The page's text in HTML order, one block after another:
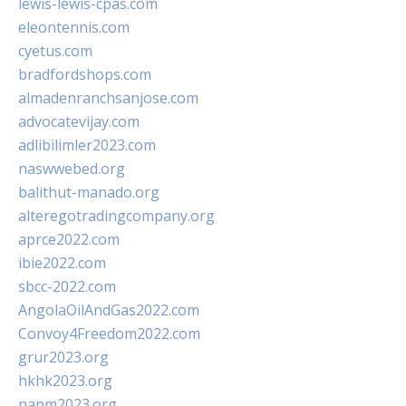
eleontennis.com
cyetus.com
bradfordshops.com
almadenranchsanjose.com
advocatevijay.com
adlibilimler2023.com
naswwebed.org
balithut-manado.org
alteregotradingcompany.org
aprce2022.com
ibie2022.com
sbcc-2022.com
AngolaOilAndGas2022.com
Convoy4Freedom2022.com
grur2023.org
hkhk2023.org